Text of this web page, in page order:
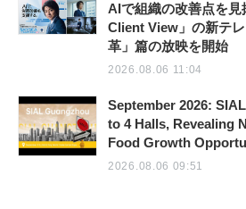
AIで組織の改善点を
Client View」の新テ
革」篇の放映を開始
2026.08.06 11:04
September 2026:
to 4 Halls, Revealing
Food Growth
2026.08.06 09:51